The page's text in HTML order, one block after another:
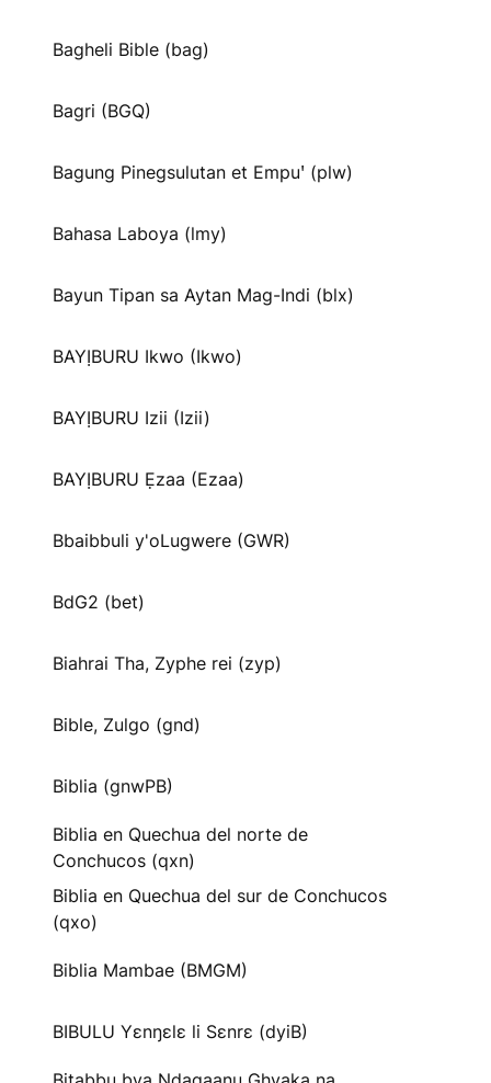
Bagheli Bible (bag)
Bagri (BGQ)
Bagung Pinegsulutan et Empuꞌ (plw)
Bahasa Laboya (lmy)
Bayun Tipan sa Aytan Mag-Indi (blx)
BAYỊBURU Ikwo (Ikwo)
BAYỊBURU Izii (Izii)
BAYỊBURU Ẹzaa (Ezaa)
Bbaibbuli y'oLugwere (GWR)
BdG2 (bet)
Biahrai Tha, Zyphe rei (zyp)
Bible, Zulgo (gnd)
Biblia (gnwPB)
Biblia en Quechua del norte de
Conchucos (qxn)
Biblia en Quechua del sur de Conchucos
(qxo)
Biblia Mambae (BMGM)
BIBULU Yɛnŋɛlɛ li Sɛnrɛ (dyiB)